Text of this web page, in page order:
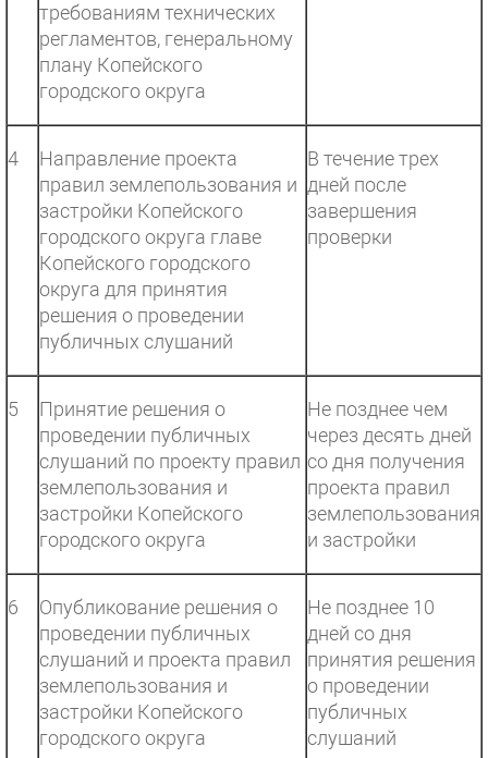
требованиям технических
регламентов, генеральному
плану Копейского
городского округа
4
Направление проекта
правил землепользования и
застройки Копейского
городского округа главе
Копейского городского
округа для принятия
решения о проведении
публичных слушаний
В течение трех
дней после
завершения
проверки
5
Принятие решения о
проведении публичных
слушаний по проекту правил
землепользования и
застройки Копейского
городского округа
Не позднее чем
через десять дней
со дня получения
проекта правил
землепользования
и застройки
6
Опубликование решения о
проведении публичных
слушаний и проекта правил
землепользования и
застройки Копейского
городского округа
Не позднее 10
дней со дня
принятия решения
о проведении
публичных
слушаний